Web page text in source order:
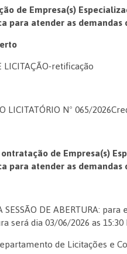
de Empresa(s)
para atender as
LICITAÇÃO-retificação
LICITATÓRIO Nº 065/
ontratação de Empresa(s)
para atender as
SESSÃO DE ABERTURA:
será dia 03/06/2026 as
de Licitações e